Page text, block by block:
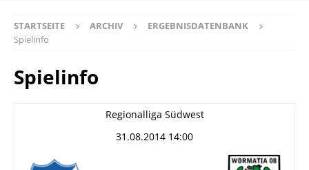
STARTSEITE ARCHIV
ERGEBNISDATENBANK
Spielinfo
Spielinfo
Regionalliga Südwest
31.08.2014 14:00